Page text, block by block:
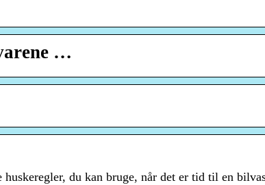
…
du kan bruge, når det er tid til en